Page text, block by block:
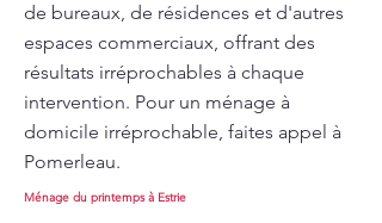
de bureaux, de résidences et d'autres
espaces commerciaux, offrant des
résultats irréprochables à chaque
intervention. Pour un ménage à
domicile irréprochable, faites appel à
Pomerleau.
Ménage du printemps à Estrie